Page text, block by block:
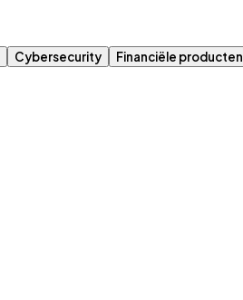
Cybersecurity Financiële